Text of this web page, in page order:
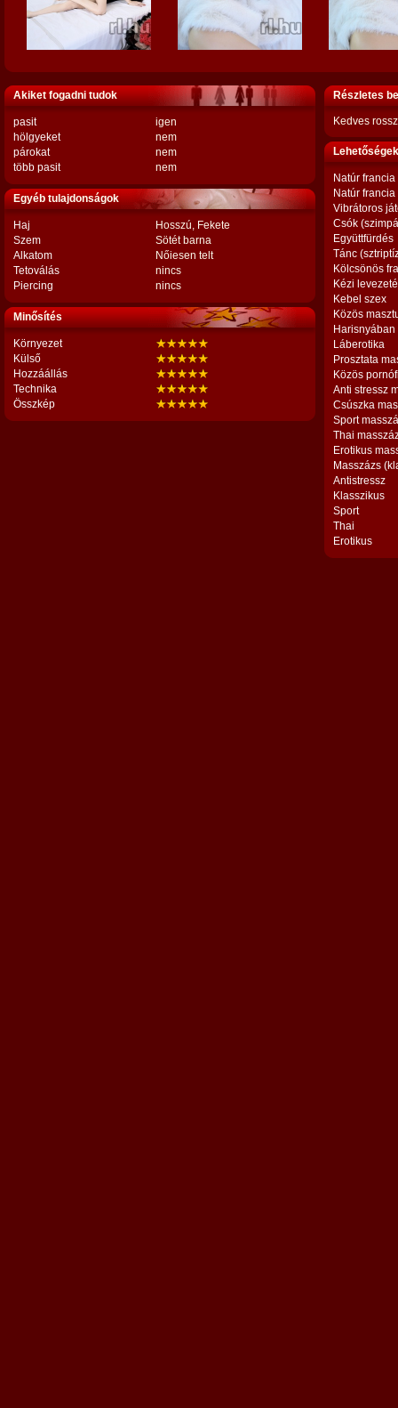
Akiket fogadni tudok
pasit
igen
hölgyeket
nem
párokat
nem
több pasit
nem
Egyéb tulajdonságok
Haj
Hosszú, Fekete
Szem
Sötét barna
Alkatom
Nőiesen telt
Tetoválás
nincs
Piercing
nincs
Minősítés
Környezet
Külső
Hozzáállás
Technika
Összkép
Részletes
Kedves
Natúr francia
Natúr
Vibrátoros
Csók
Együttfürdés
Tánc
Kölcsönös
Kézi
Kebel szex
Közös
Harisnyában
Láberotika
Prosztata
Közös
Anti stressz
Csúszka
Sport
Thai
Erotikus
Masszázs
Antistressz
Klasszikus
Sport
Thai
Erotikus